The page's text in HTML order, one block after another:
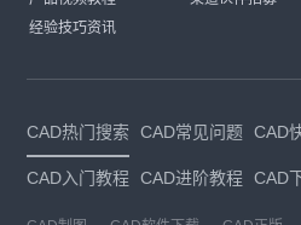
经验技巧资讯
CAD热门搜索 CAD常见问题 CAD
CAD入门教程 CAD进阶教程 CAD